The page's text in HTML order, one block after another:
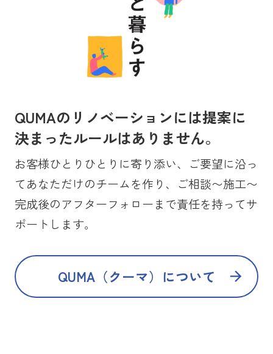
QUMAのリノベーションには提案に
決まったルールはありません。
お客様ひとりひとりに寄り添い、ご要望に沿っ
てあなただけのチームを作り、ご相談〜施工〜
完成後のアフターフォローまで責任を持ってサ
ポートします。
QUMA（クーマ）について